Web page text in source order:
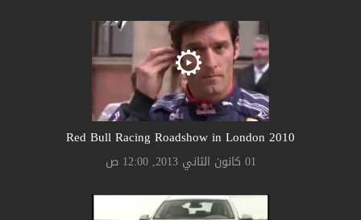
2010 Red Bull Racing Roadshow in London
01 كانون الثاني 2013, 12:00 ص